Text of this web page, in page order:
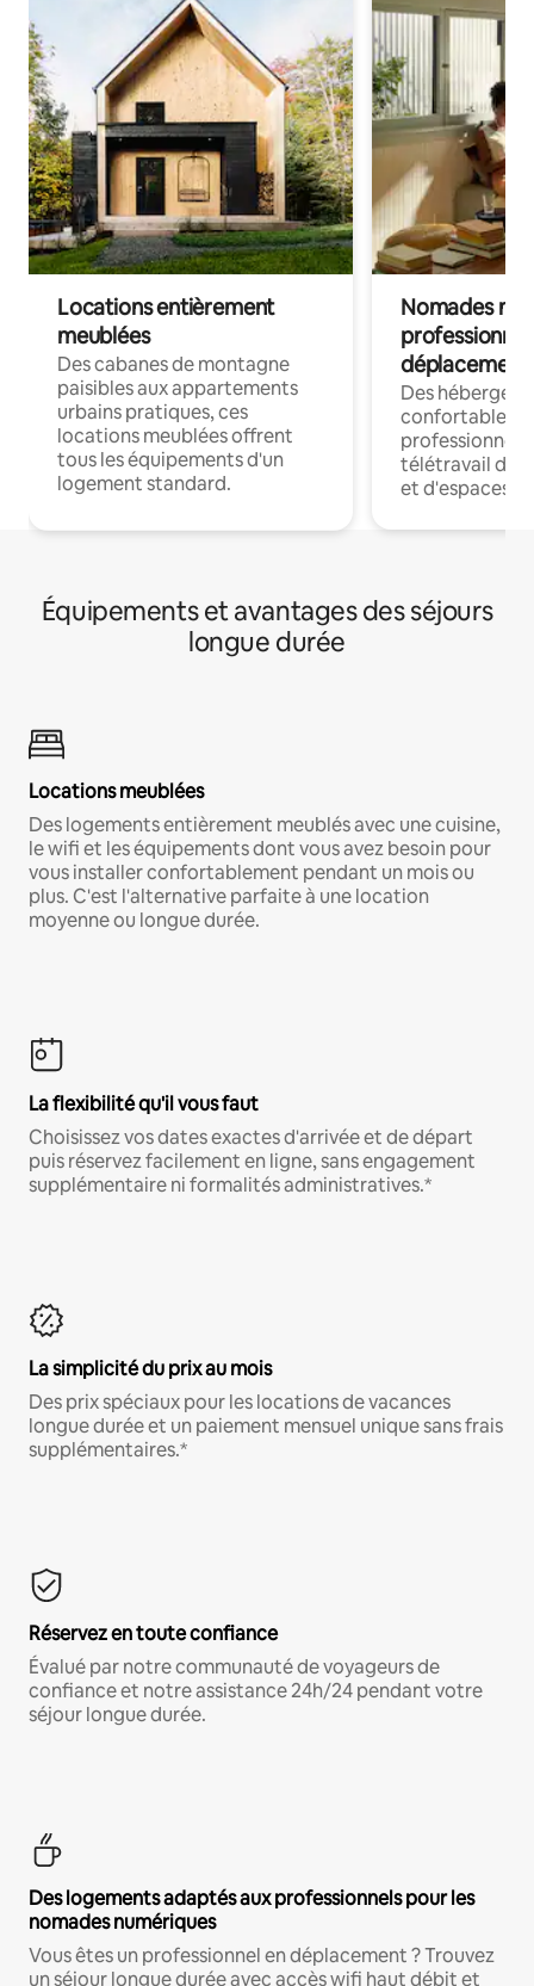
Locations entièrement
meublées
Des cabanes de montagne
paisibles aux appartements
urbains pratiques, ces
locations meublées offrent
tous les équipements d'un
logement standard.
Nomades
déplacement
Des
confortables
professionnels
télétravail
et d'espaces
Équipements et avantages des séjours
longue durée
Locations meublées
Des logements entièrement meublés avec une cuisine,
le wifi et les équipements dont vous avez besoin pour
vous installer confortablement pendant un mois ou
plus. C'est l'alternative parfaite à une location
moyenne ou longue durée.
La flexibilité qu'il vous faut
Choisissez vos dates exactes d'arrivée et de départ
puis réservez facilement en ligne, sans engagement
supplémentaire ni formalités administratives.*
La simplicité du prix au mois
Des prix spéciaux pour les locations de vacances
longue durée et un paiement mensuel unique sans frais
supplémentaires.*
Réservez en toute confiance
Évalué par notre communauté de voyageurs de
confiance et notre assistance 24h/24 pendant votre
séjour longue durée.
Des logements adaptés aux professionnels pour les
nomades numériques
Vous êtes un professionnel en déplacement ? Trouvez
un séjour longue durée avec accès wifi haut débit et